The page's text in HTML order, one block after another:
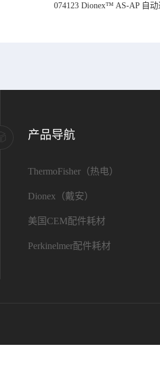
074123 Dionex™ AS-AP 自动
产品导航
ThermoFisher（热电）
Dionex（戴安）
美国CEM配件耗材
Perkinelmer配件耗材